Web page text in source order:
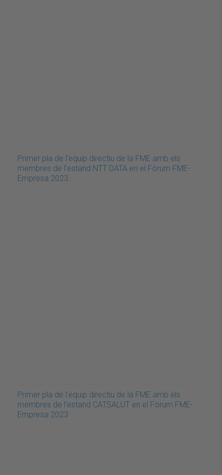
Primer pla de l'equip directiu de la FME amb els
membres de l'estand NTT DATA en el Fòrum FME-
Empresa 2023
Primer pla de l'equip directiu de la FME amb els
membres de l'estand CATSALUT en el Fòrum FME-
Empresa 2023